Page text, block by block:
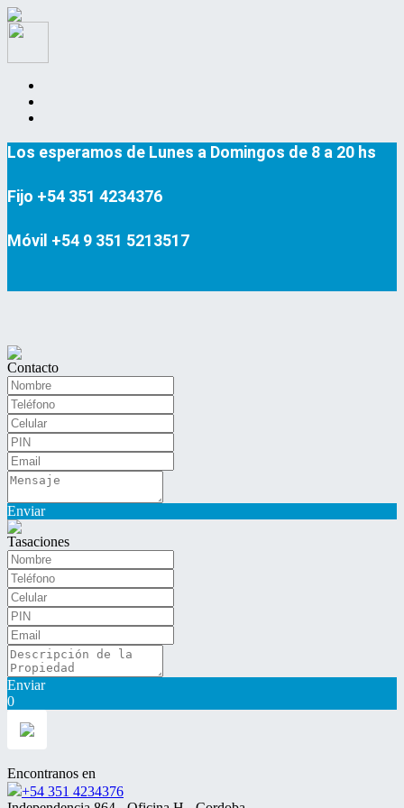
Los esperamos de Lunes a Domingos de 8 a 20 hs
Fijo +54 351 4234376
Móvil +54 9 351 5213517
Contacto
Enviar
Tasaciones
Enviar
0
Encontranos en
+54 351 4234376